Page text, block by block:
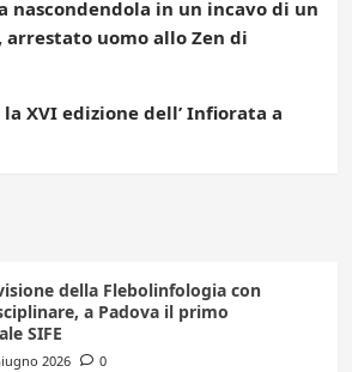
nascondendola in un incavo di un
uomo allo Zen di
XVI edizione dell’ Infiorata a
della Flebolinfologia con
a Padova il primo
SIFE
2026 0